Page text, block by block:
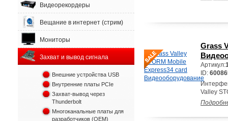
Видеорекордеры
Вещание в интернет (стрим)
Мониторы
Захват и вывод сигнала
Внешние устройства USB
Внутренние платы PCIe
Захват-вывод через
Thunderbolt
Многоканальные платы для
разработчиков (OEM)
Grass
Артикул:
ID:
Valley